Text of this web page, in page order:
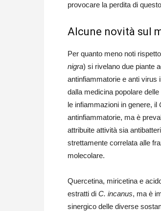
provocare la perdita di
Alcune novità sul
Per quanto meno noti
nigra) si rivelano due piante
antinfiammatorie e anti virus
dalla medicina popolare
le infiammazioni in genere, il
antinfiammatorie, ma è
attribuite attività sia
strettamente correlata alle
molecolare.
Quercetina, miricetina e
estratti di C. incanus, ma è
sinergico delle diverse